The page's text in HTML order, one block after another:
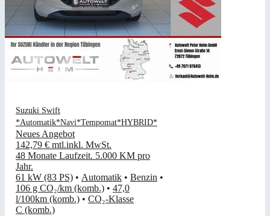
Suzuki Swift
*Automatik*Navi*Tempomat*HYBRID*
Neues Angebot
142,79 € mtl.inkl. MwSt.
48 Monate Laufzeit. 5.000 KM pro
Jahr.
61 kW (83 PS) • Automatik • Benzin •
106 g CO₂/km (komb.) • 47,0
l/100km (komb.) • CO₂-Klasse
C (komb.)